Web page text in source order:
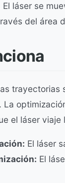
láser se
del área
trayectorias
La
el láser
El láser
El